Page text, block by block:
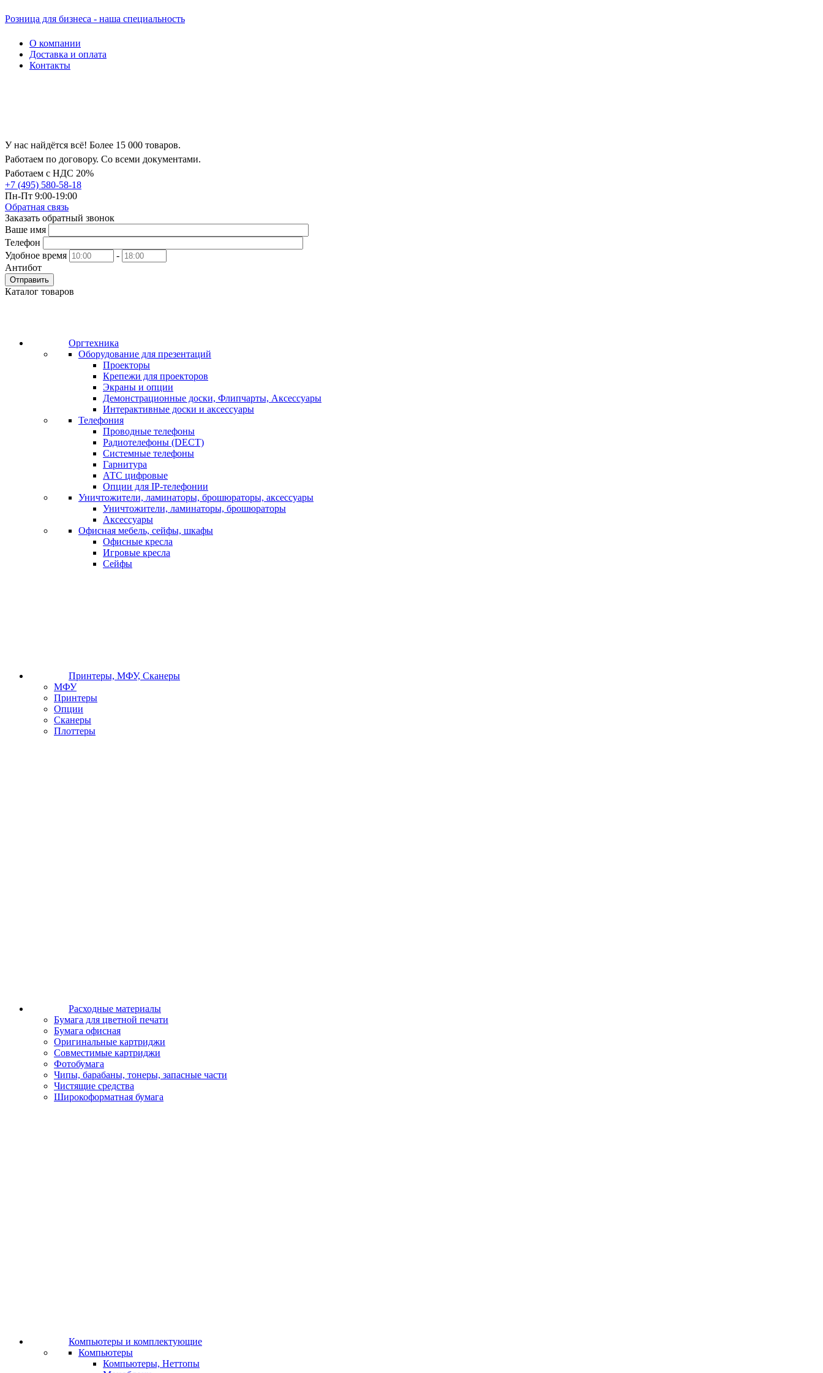
Розница для бизнеса - наша специальность
О компании
Доставка и оплата
Контакты
У нас найдётся всё! Более 15 000 товаров.
Работаем по договору. Со всеми документами.
Работаем с НДС 20%
+7 (495) 580-58-18
Пн-Пт 9:00-19:00
Обратная связь
Заказать обратный звонок
Ваше имя
Телефон
Удобное время
-
Антибот
Отправить
Каталог товаров
Оргтехника
Оборудование для презентаций
Проекторы
Крепежи для проекторов
Экраны и опции
Демонстрационные доски, Флипчарты, Аксессуары
Интерактивные доски и аксессуары
Телефония
Проводные телефоны
Радиотелефоны (DECT)
Системные телефоны
Гарнитура
АТС цифровые
Опции для IP-телефонии
Уничтожители, ламинаторы, брошюраторы, аксессуары
Уничтожители, ламинаторы, брошюраторы
Аксессуары
Офисная мебель, сейфы, шкафы
Офисные кресла
Игровые кресла
Сейфы
Принтеры, МФУ, Сканеры
МФУ
Принтеры
Опции
Сканеры
Плоттеры
Расходные материалы
Бумага для цветной печати
Бумага офисная
Оригинальные картриджи
Совместимые картриджи
Фотобумага
Чипы, барабаны, тонеры, запасные части
Чистящие средства
Широкоформатная бумага
Компьютеры и комплектующие
Компьютеры
Компьютеры, Неттопы